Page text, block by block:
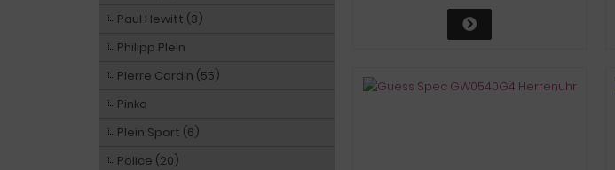
Paul Hewitt (3)
Philipp Plein
Pierre Cardin (55)
Pinko
Plein Sport (6)
Police (20)